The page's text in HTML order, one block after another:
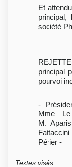
Et
principal,
société
principal
pourvoi
-
Mme
M.
Périer -
Textes visés :